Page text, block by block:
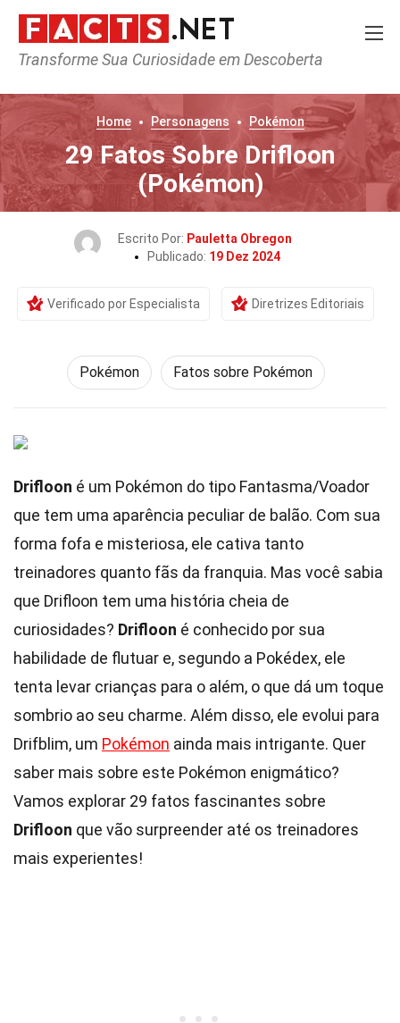
Transforme Sua Curiosidade em Descoberta
Home Personagens Pokémon
29 Fatos Sobre Drifloon
(Pokémon)
Escrito Por: Pauletta Obregon
Publicado: 19 Dez 2024
Verificado por Especialista Diretrizes Editoriais
Pokémon Fatos sobre Pokémon
Drifloon é um Pokémon do tipo Fantasma/Voador
que tem uma aparência peculiar de balão. Com sua
forma fofa e misteriosa, ele cativa tanto
treinadores quanto fãs da franquia. Mas você sabia
que Drifloon tem uma história cheia de
curiosidades? Drifloon é conhecido por sua
habilidade de flutuar e, segundo a Pokédex, ele
tenta levar crianças para o além, o que dá um toque
sombrio ao seu charme. Além disso, ele evolui para
Drifblim, um Pokémon ainda mais intrigante. Quer
saber mais sobre este Pokémon enigmático?
Vamos explorar 29 fatos fascinantes sobre
Drifloon que vão surpreender até os treinadores
mais experientes!